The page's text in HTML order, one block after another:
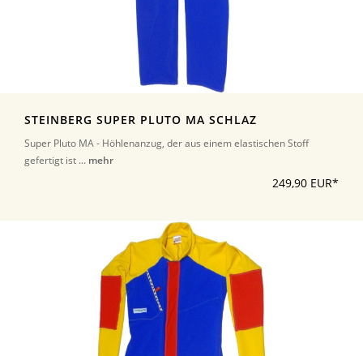
STEINBERG SUPER PLUTO MA SCHLAZ
Super Pluto MA - Höhlenanzug, der aus einem elastischen Stoff
gefertigt ist ... mehr
249,90 EUR*